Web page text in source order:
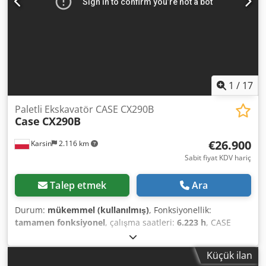
1 / 17
Karsin 2.116 km
Paletli Ekskavatör CASE CX290B
Case CX290B
€26.900
Sabit fiyat KDV hariç
Talep etmek Ara
Durum: mükemmel (kullanılmış), Fonksiyonellik:
tamamen fonksiyonel, çalışma saatleri: 6.223 h, CASE
CX290B Crawler Excavator Kawasaki Hydraulics Isuzu
Engine Technical Specifications: - Engine: Isuzu AH-6HK1X
(6-cylinder, turbocharged, Common Rail). - Engine power:
Küçük ilan